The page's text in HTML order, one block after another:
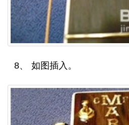
8、 如图插入。